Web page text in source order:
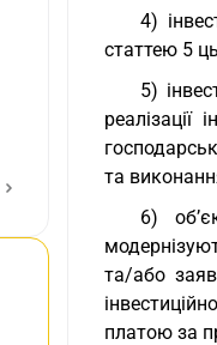
4)
статтею 5
5)
реалізації
та
6)
та/або
платою за